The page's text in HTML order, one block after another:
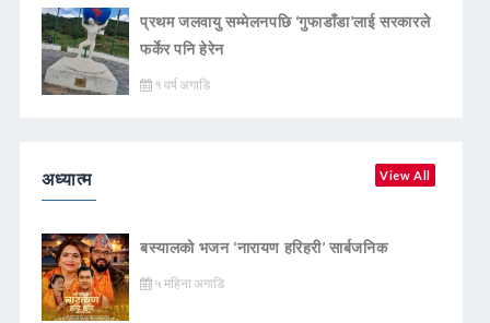
प्रथम जलवायु सम्मेलनपछि ‘गुफाडाँडा’लाई सरकारले
फर्केर पनि हेरेन
१ वर्ष अगाडि
अध्यात्म View All
बस्यालको भजन ‘नारायण हरिहरी’ सार्बजनिक
५ महिना अगाडि